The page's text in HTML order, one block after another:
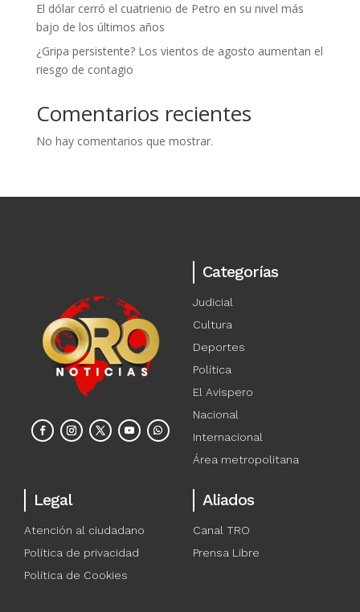
El dólar cerró el cuatrienio de Petro en su nivel más
bajo de los últimos años
¿Gripa persistente? Los vientos de agosto aumentan el
riesgo de contagio
Comentarios recientes
No hay comentarios que mostrar.
Categorías
Judicial
Cultura
Deportes
Política
El Avispero
Nacional
Internacional
Área metropolitana
Legal
Atención al ciudadano
Política de privacidad
Política de Cookies
Aliados
Canal TRO
Prensa Libre